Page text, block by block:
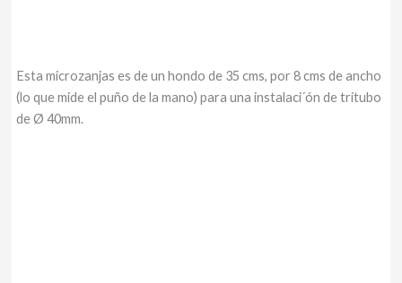
Esta microzanjas es de un hondo de 35 cms, por 8 cms de ancho
(lo que mide el puño de la mano) para una instalaci´ón de tritubo
de Ø 40mm.